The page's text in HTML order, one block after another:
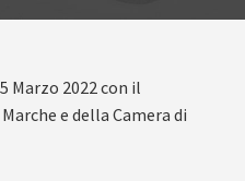
Marzo 2022 con il
e della Camera di